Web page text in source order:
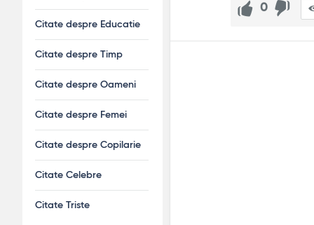
0
Citate despre Educatie
Citate despre Timp
Citate despre Oameni
Citate despre Femei
Citate despre Copilarie
Citate Celebre
Citate Triste